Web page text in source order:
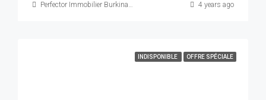
Perfector Immobilier Burkina Faso 4 years ago
INDISPONIBLE OFFRE SPÉCIALE